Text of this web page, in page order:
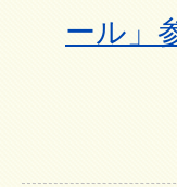
ール」